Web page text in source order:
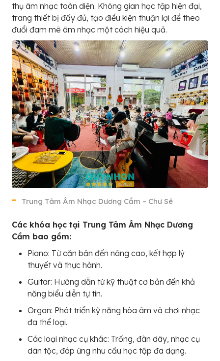
thụ âm nhạc toàn diện. Không gian học tập hiện đại,
trang thiết bị đầy đủ, tạo điều kiện thuận lợi để theo
đuổi đam mê âm nhạc một cách hiệu quả.
Trung Tâm Âm Nhạc Dương Cầm – Chư Sê
Các khóa học tại Trung Tâm Âm Nhạc Dương
Cầm bao gồm:
Piano: Từ căn bản đến nâng cao, kết hợp lý
thuyết và thực hành.
Guitar: Hướng dẫn từ kỹ thuật cơ bản đến khả
năng biểu diễn tự tin.
Organ: Phát triển kỹ năng hòa âm và chơi nhạc
đa thể loại.
Các loại nhạc cụ khác: Trống, đàn dây, nhạc cụ
dân tộc, đáp ứng nhu cầu học tập đa dạng.